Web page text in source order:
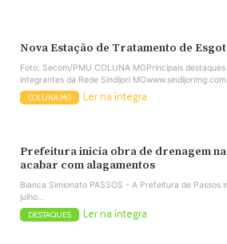
Nova Estação de Tratamento de
Foto: Secom/PMU COLUNA MGPrincipais
integrantes da Rede Sindijori
COLUNA MG Ler na íntegra
Prefeitura inicia obra de drenagem
acabar com alagamentos
Bianca Simionato PASSOS - A Prefeitura de Passos
julho...
DESTAQUES Ler na íntegra